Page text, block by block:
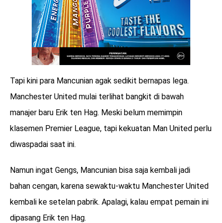
Tapi kini para Mancunian agak sedikit bernapas lega.
Manchester United mulai terlihat bangkit di bawah
manajer baru Erik ten Hag. Meski belum memimpin
klasemen Premier League, tapi kekuatan Man United perlu
diwaspadai saat ini.
Namun ingat Gengs, Mancunian bisa saja kembali jadi
bahan cengan, karena sewaktu-waktu Manchester United
kembali ke setelan pabrik. Apalagi, kalau empat pemain ini
dipasang Erik ten Hag.